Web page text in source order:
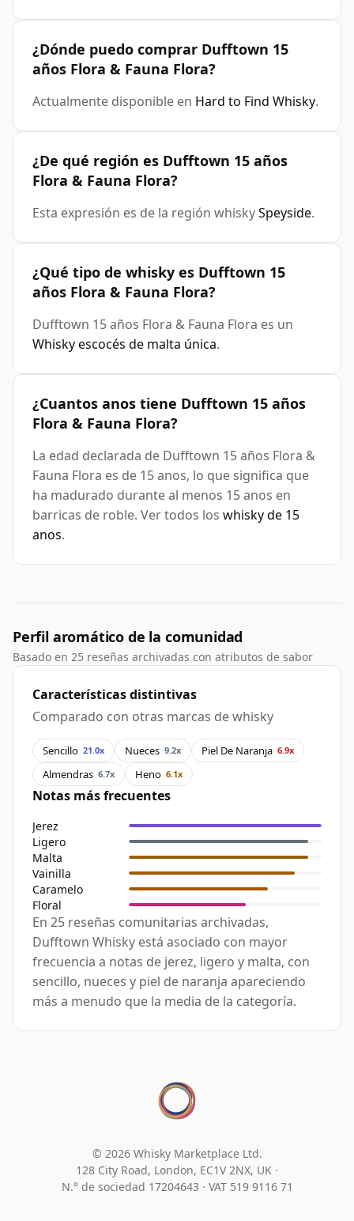
¿Dónde puedo comprar Dufftown 15
años Flora & Fauna Flora?
Actualmente disponible en Hard to Find Whisky.
¿De qué región es Dufftown 15 años
Flora & Fauna Flora?
Esta expresión es de la región whiskySpeyside.
¿Qué tipo de whisky es Dufftown 15
años Flora & Fauna Flora?
Dufftown 15 años Flora & Fauna Flora es un
Whisky escocés de malta única.
¿Cuantos anos tiene Dufftown 15 años
Flora & Fauna Flora?
La edad declarada de Dufftown 15 años Flora &
Fauna Flora es de 15 anos, lo que significa que
ha madurado durante al menos 15 anos en
barricas de roble. Ver todos los whisky de 15
anos.
Perfil aromático de la comunidad
Basado en 25 reseñas archivadas con atributos de sabor
Características distintivas
Comparado con otras marcas de whisky
Sencillo 21.0x Nueces 9.2x Piel De Naranja 6.9x
Almendras 6.7x Heno 6.1x
Notas más frecuentes
Jerez
Ligero
Malta
Vainilla
Caramelo
Floral
En 25 reseñas comunitarias archivadas,
Dufftown Whisky está asociado con mayor
frecuencia a notas de jerez, ligero y malta, con
sencillo, nueces y piel de naranja apareciendo
más a menudo que la media de la categoría.
© 2026 Whisky Marketplace Ltd.
128 City Road, London, EC1V 2NX, UK ·
N.° de sociedad 17204643 · VAT 519 9116 71